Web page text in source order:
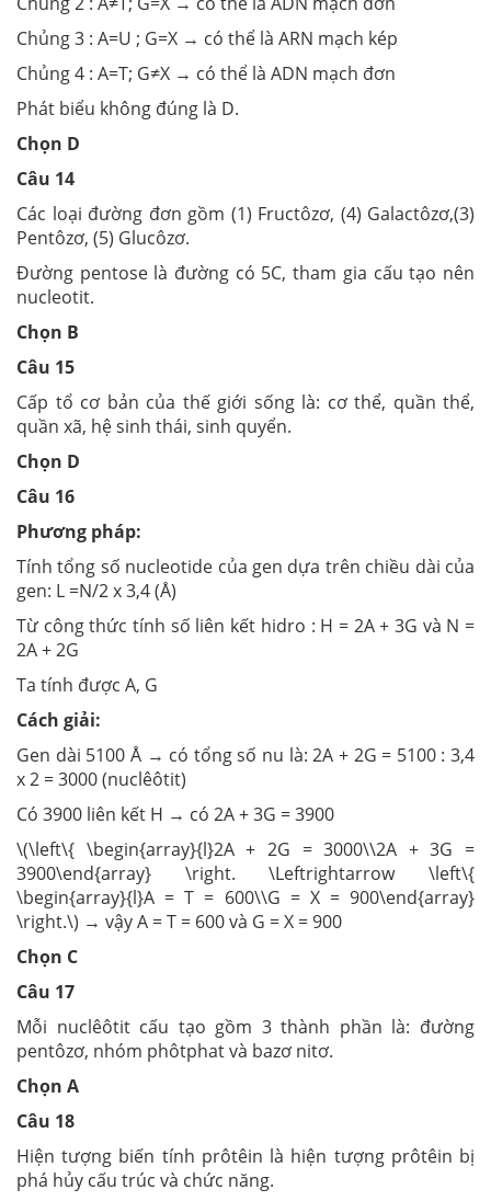
Chủng 3 : A=U ; G=X → có thể là ARN mạch kép
Chủng 4 : A=T; G≠X → có thể là ADN mạch đơn
Phát biểu không đúng là D.
Chọn D
Câu 14
Các loại đường đơn gồm (1) Fructôzơ, (4) Galactôzơ,(3)
Pentôzơ, (5) Glucôzơ.
Đường pentose là đường có 5C, tham gia cấu tạo nên
nucleotit.
Chọn B
Câu 15
Cấp tổ cơ bản của thế giới sống là: cơ thể, quần thể,
quần xã, hệ sinh thái, sinh quyển.
Chọn D
Câu 16
Phương pháp:
Tính tổng số nucleotide của gen dựa trên chiều dài của
gen: L =N/2 x 3,4 (Å)
Từ công thức tính số liên kết hidro : H = 2A + 3G và N =
2A + 2G
Ta tính được A, G
Cách giải:
Gen dài 5100 Å → có tổng số nu là: 2A + 2G = 5100 : 3,4
x 2 = 3000 (nuclêôtit)
Có 3900 liên kết H → có 2A + 3G = 3900
\(\left\{ \begin{array}{l}2A + 2G = 3000\\2A + 3G =
3900\end{array} \right. \Leftrightarrow \left\{
\begin{array}{l}A = T = 600\\G = X = 900\end{array}
\right.\) → vậy A = T = 600 và G = X = 900
Chọn C
Câu 17
Mỗi nuclêôtit cấu tạo gồm 3 thành phần là: đường
pentôzơ, nhóm phôtphat và bazơ nitơ.
Chọn A
Câu 18
Hiện tượng biến tính prôtêin là hiện tượng prôtêin bị
phá hủy cấu trúc và chức năng.